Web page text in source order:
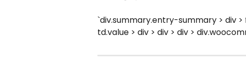
`div.summary.entry-summary > div
td.value > div > div > div >